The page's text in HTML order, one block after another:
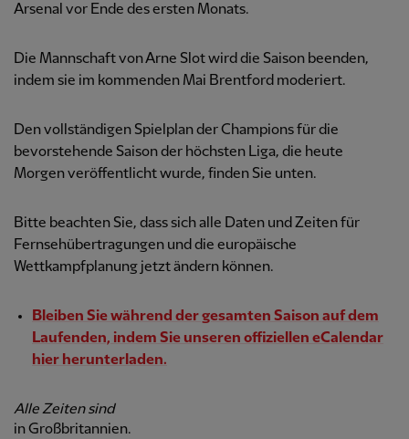
Arsenal vor Ende des ersten Monats.
Die Mannschaft von Arne Slot wird die Saison beenden,
indem sie im kommenden Mai Brentford moderiert.
Den vollständigen Spielplan der Champions für die
bevorstehende Saison der höchsten Liga, die heute
Morgen veröffentlicht wurde, finden Sie unten.
Bitte beachten Sie, dass sich alle Daten und Zeiten für
Fernsehübertragungen und die europäische
Wettkampfplanung jetzt ändern können.
Bleiben Sie während der gesamten Saison auf dem
Laufenden, indem Sie unseren offiziellen eCalendar
hier herunterladen.
Alle Zeiten sind
in Großbritannien.